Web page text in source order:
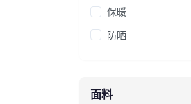
保暖
防晒
面料